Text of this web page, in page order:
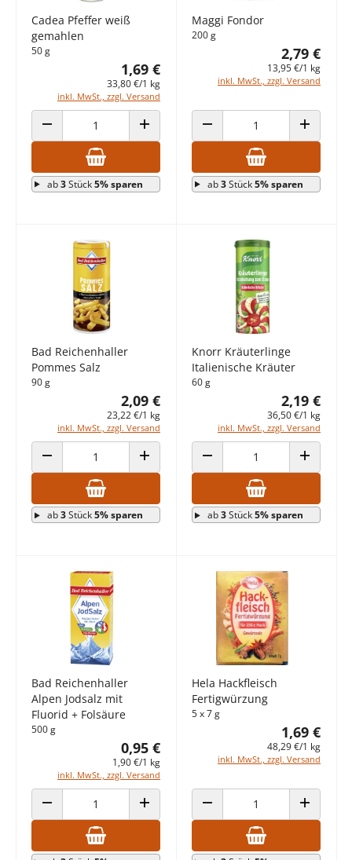
Cadea Pfeffer weiß
gemahlen
50 g
1,69 €
33,80 €/1 kg
inkl. MwSt., zzgl. Versand
ANZAHL VERRINGERN ANZAHL ERHÖHEN
ab3Stück5% sparen
Maggi Fondor
200 g
2,79 €
13,95 €/1 kg
inkl. MwSt., zzgl. Versand
ANZAHL VERRINGERN ANZAHL
ab3Stück5% sparen
Bad Reichenhaller
Pommes Salz
90 g
2,09 €
23,22 €/1 kg
inkl. MwSt., zzgl. Versand
ANZAHL VERRINGERN ANZAHL ERHÖHEN
ab3Stück5% sparen
Knorr Kräuterlinge
Italienische Kräuter
60 g
2,19 €
36,50 €/1 kg
inkl. MwSt., zzgl. Versand
ANZAHL VERRINGERN ANZAHL
ab3Stück5% sparen
Bad Reichenhaller
Alpen Jodsalz mit
Fluorid + Folsäure
500 g
0,95 €
1,90 €/1 kg
inkl. MwSt., zzgl. Versand
ANZAHL VERRINGERN ANZAHL ERHÖHEN
Hela Hackfleisch
Fertigwürzung
5 x 7 g
1,69 €
48,29 €/1 kg
inkl. MwSt., zzgl. Versand
ANZAHL VERRINGERN ANZAHL